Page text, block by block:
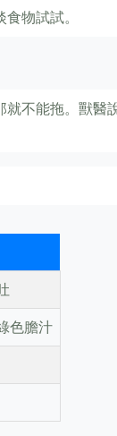
物試試。
不能拖。獸醫
色膽汁